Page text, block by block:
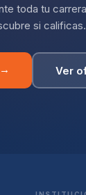
toda tu
si calificas.
Ver